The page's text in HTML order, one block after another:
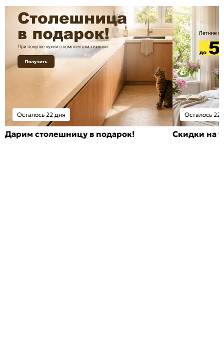
Осталось 22 дня
Дарим столешницу в подарок!
Осталось 22
Скидки на